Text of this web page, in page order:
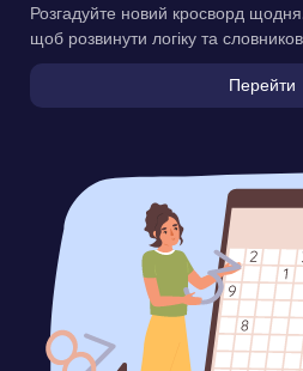
Розгадуйте новий кросворд щодня.
щоб розвинути логіку та
Перейти